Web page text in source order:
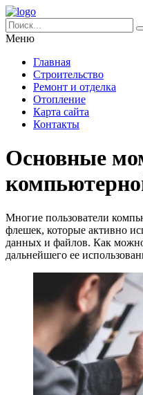
Меню
Главная
Строительство
Ремонт и отделка
Отопление
Карта сайта
Контакты
Основные
Многие пользователи
флешек, которые активно
данных и файлов. Как
дальнейшего ее